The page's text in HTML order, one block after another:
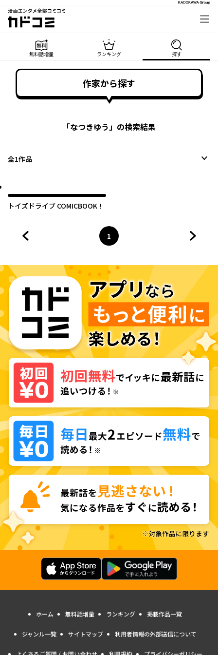
漫画エンタメ全部コミコミ
カドコミ
無料話増量 ランキング 探す
作家から探す
「なつきゆう」の検索結果
全1作品
トイズドライブ COMICBOOK！
ページ
1
へ
ホーム 無料話増量 ランキング 掲載作品一覧
ジャンル一覧 サイトマップ 利用者情報の外部送信について